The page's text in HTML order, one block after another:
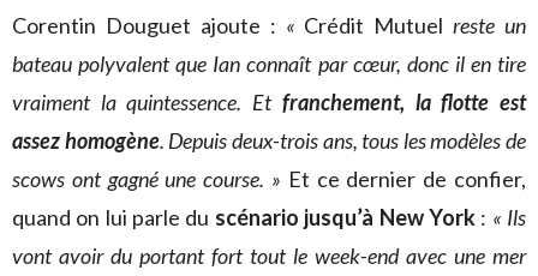
Corentin Douguet ajoute : « Crédit Mutuel reste un
bateau polyvalent que Ian connaît par cœur, donc il en tire
vraiment la quintessence. Et franchement, la flotte est
assez homogène. Depuis deux-trois ans, tous les modèles de
scows ont gagné une course. » Et ce dernier de confier,
quand on lui parle du scénario jusqu’à New York: « Ils
vont avoir du portant fort tout le week-end avec une mer